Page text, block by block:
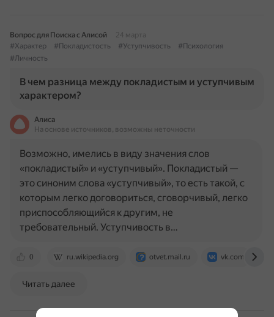
Вопрос для Поиска с Алисой
24 марта
#Характер
#Покладистость #Уступчивость
#Психология
#Личность
В чем разница между покладистым и уступчивым
характером?
Алиса
На основе источников, возможны неточности
0 ru.wikipedia.org otvet.mail.ru vk.com
Возможно, имелись в виду значения слов
«покладистый» и «уступчивый». Покладистый —
это синоним слова «уступчивый», то есть такой, с
которым легко договориться, сговорчивый, легко
приспособляющийся к другим, не
требовательный. Уступчивость в…
Читать далее